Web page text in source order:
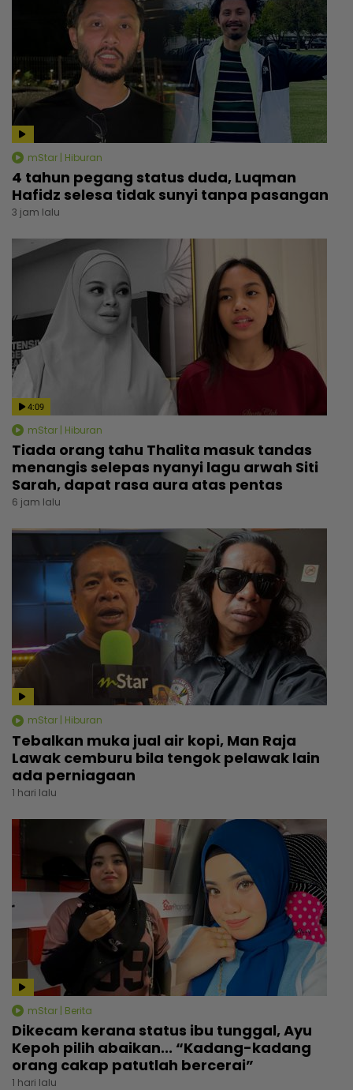
mStar | Hiburan
4 tahun pegang status duda, Luqman
Hafidz selesa tidak sunyi tanpa pasangan
3 jam lalu
4:09
mStar | Hiburan
Tiada orang tahu Thalita masuk tandas
menangis selepas nyanyi lagu arwah Siti
Sarah, dapat rasa aura atas pentas
6 jam lalu
mStar | Hiburan
Tebalkan muka jual air kopi, Man Raja
Lawak cemburu bila tengok pelawak lain
ada perniagaan
1 hari lalu
mStar | Berita
Dikecam kerana status ibu tunggal, Ayu
Kepoh pilih abaikan... “Kadang-kadang
orang cakap patutlah bercerai”
1 hari lalu